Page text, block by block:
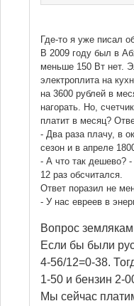
Где-то я уже писал
В 2009 году был в
меньше 150 Вт нет.
электроплита на
на 3600 рублей в
нагорать. Но,
платит в месяц?
- Два раза плачу, в
сезон и в апреле
- А что так дешево?
12 раз обсчитался.
Ответ поразил не
- У нас евреев в
Вопрос землякам
Если бы были
4-56/12=0-38.
1-50 и бензин 2-
Мы сейчас